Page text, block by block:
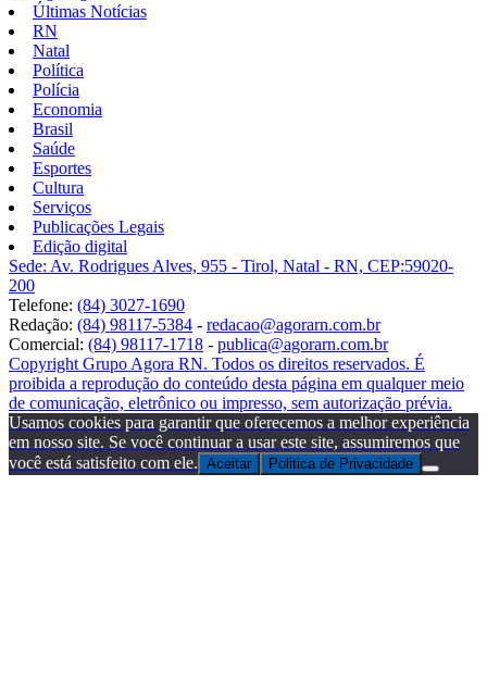
Últimas Notícias
RN
Natal
Política
Polícia
Economia
Brasil
Saúde
Esportes
Cultura
Serviços
Publicações Legais
Edição digital
Sede: Av. Rodrigues Alves, 955 - Tirol, Natal - RN, CEP:59020-
200
Telefone: (84) 3027-1690
Redação: (84) 98117-5384 - redacao@agorarn.com.br
Comercial: (84) 98117-1718 - publica@agorarn.com.br
Copyright Grupo Agora RN. Todos os direitos reservados. É
proibida a reprodução do conteúdo desta página em qualquer meio
de comunicação, eletrônico ou impresso, sem autorização prévia.
Usamos cookies para garantir que oferecemos a melhor experiência
em nosso site. Se você continuar a usar este site, assumiremos que
você está satisfeito com ele. Aceitar Politica de Privacidade